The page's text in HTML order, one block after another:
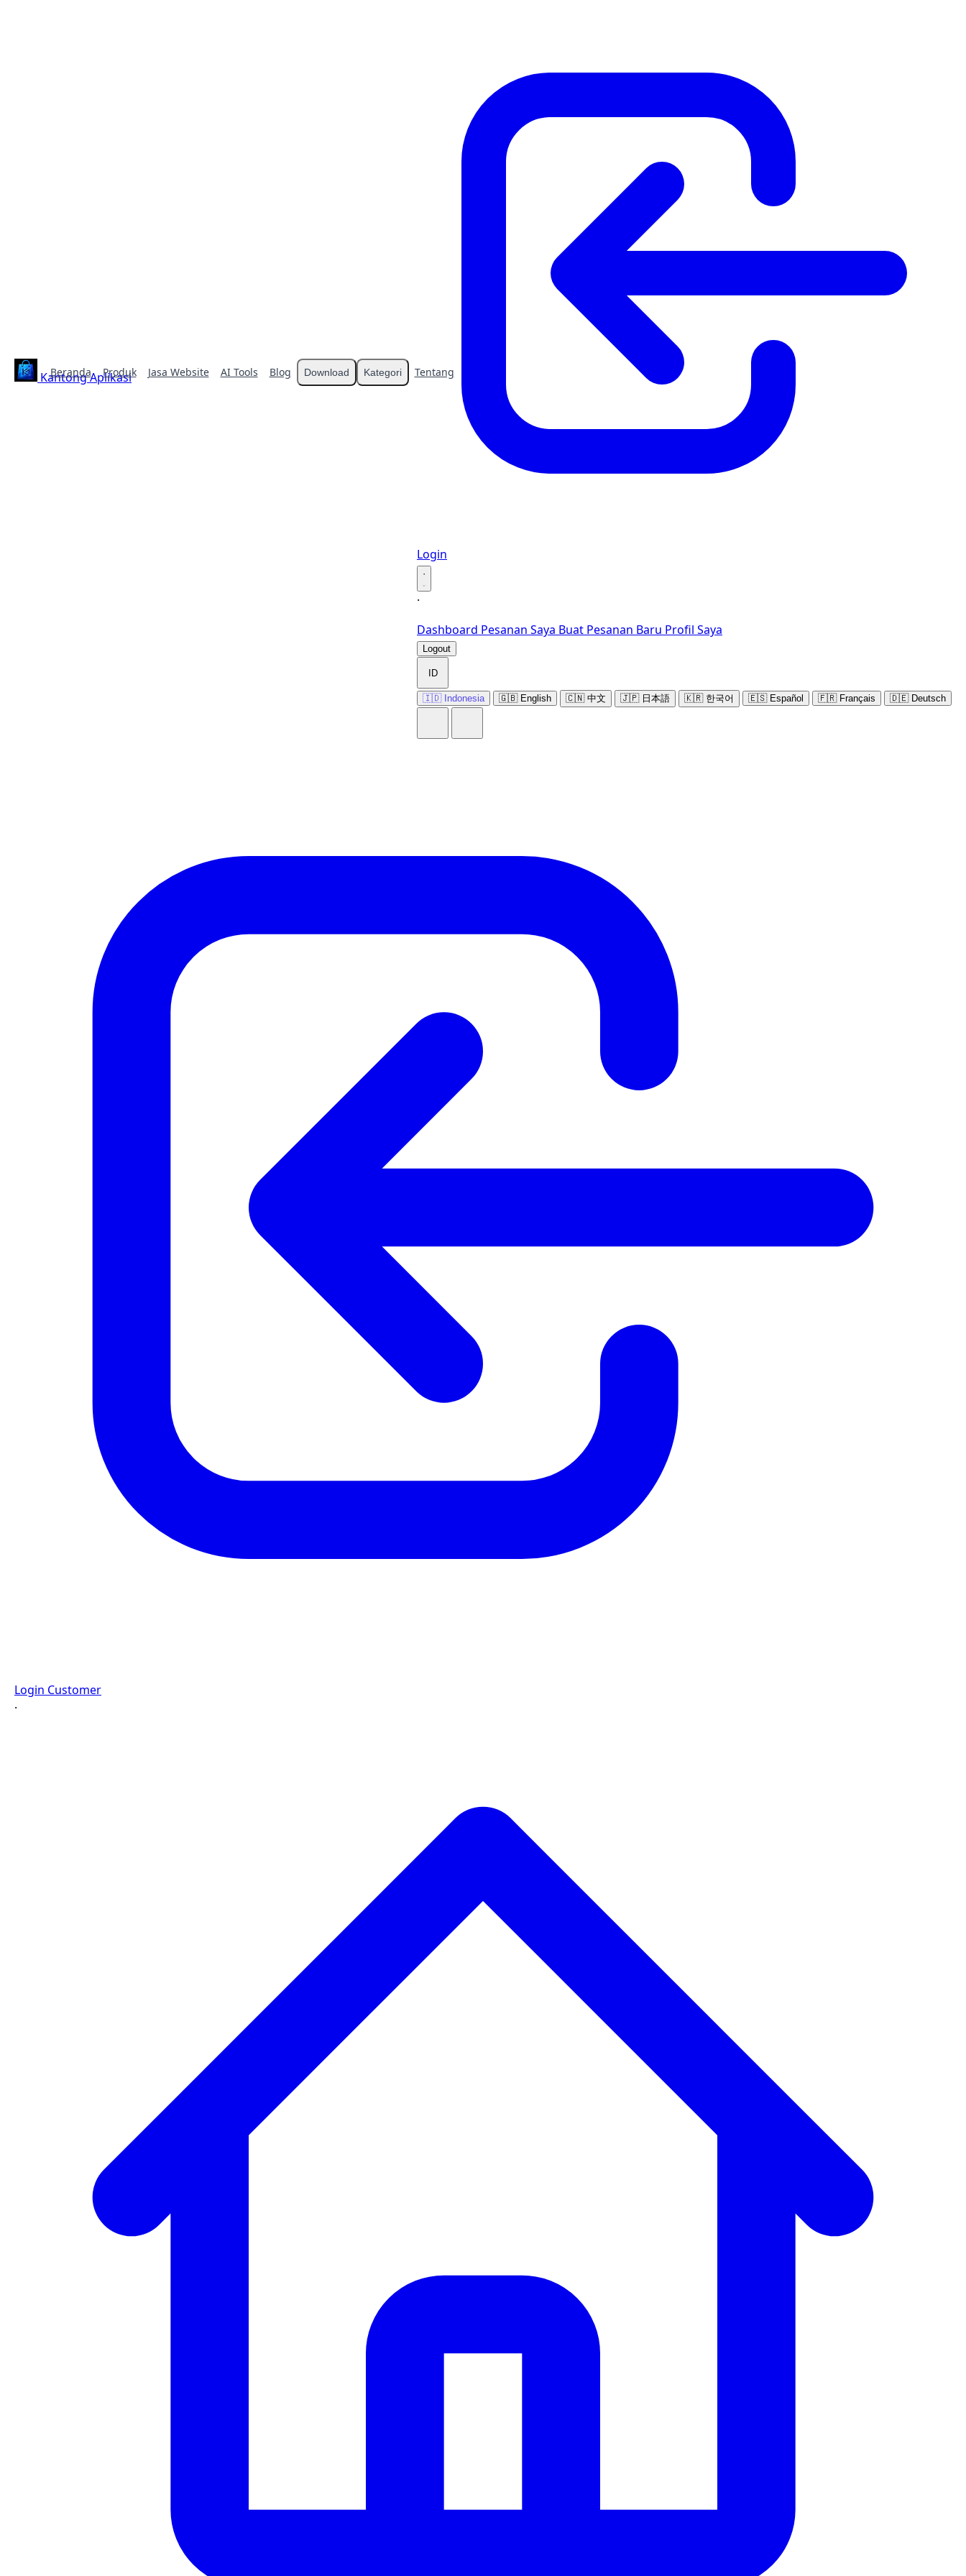
Kantong Aplikasi
Beranda Produk Jasa Website AI Tools Blog Download Kategori Tentang
Login
·
·
Dashboard Pesanan Saya Buat Pesanan Baru Profil Saya
Logout
ID
🇮🇩 Indonesia 🇬🇧 English 🇨🇳 中文 🇯🇵 日本語 🇰🇷 한국어 🇪🇸 Español 🇫🇷 Français 🇩🇪 Deutsch
Login Customer
·